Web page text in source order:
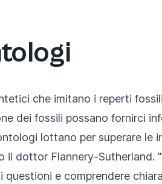
che imitano i reperti
dei fossili possano fornirci
lottano per superare le
dottor Flannery-Sutherland.
e comprendere